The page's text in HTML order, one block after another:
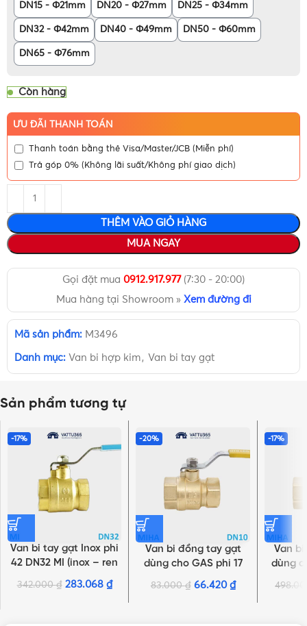
DN15 - Φ21mm DN20 - Φ27mm DN25 - Φ34mm
DN32 - Φ42mm DN40 - Φ49mm DN50 - Φ60mm
DN65 - Φ76mm
Còn hàng
ƯU ĐÃI THANH TOÁN
Thanh toán bằng thẻ Visa/Master/JCB (Miễn phí)
Trả góp 0% (Không lãi suất/Không phí giao dịch)
THÊM VÀO GIỎ HÀNG
MUA NGAY
Gọi đặt mua 0912.917.977(7:30 - 20:00)
Mua hàng tại Showroom » Xem đường đi
Mã sản phẩm: M3496
Danh mục: Van bi hợp kim, Van bi tay gạt
Sản phẩm tương tự
-17%
Van bi tay gạt Inox phi
42 DN32 MI (inox – ren
trong) | Chính hãng
Minh Hòa
342.000₫ 283.068 ₫
-20%
Van bi đồng tay gạt
dùng cho GAS phi 17
DN10 MIHA | Chính
hãng Minh Hòa
83.000₫ 66.420 ₫
-17%
Van
dùng
NHẤN ĐỂ XEM TIẾP (THU GỌN)